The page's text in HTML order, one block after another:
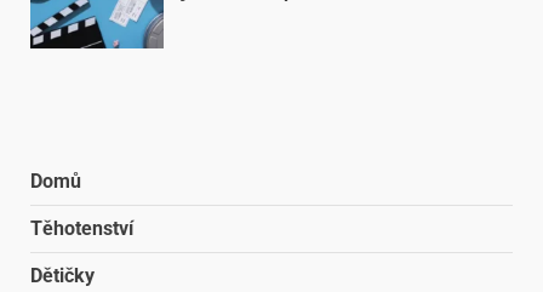
Domů
Těhotenství
Dětičky